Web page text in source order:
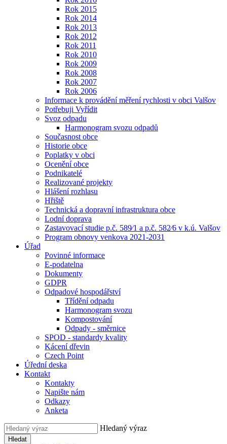
Rok 2015
Rok 2014
Rok 2013
Rok 2012
Rok 2011
Rok 2010
Rok 2009
Rok 2008
Rok 2007
Rok 2006
Informace k provádění měření rychlosti v obci Valšov
Potřebuji Vyřídit
Svoz odpadu
Harmonogram svozu odpadů
Současnost obce
Historie obce
Poplatky v obci
Ocenění obce
Podnikatelé
Realizované projekty
Hlášení rozhlasu
Hřiště
Technická a dopravní infrastruktura obce
Lodní doprava
Zastavovací studie p.č. 589⁄1 a p.č. 582⁄6 v k.ú. Valšov
Program obnovy venkova 2021-2031
Úřad
Povinné informace
E-podatelna
Dokumenty
GDPR
Odpadové hospodářství
Třídění odpadu
Harmonogram svozu
Kompostování
Odpady - směrnice
SPOD - standardy kvality
Kácení dřevin
Czech Point
Úřední deska
Kontakt
Kontakty
Napište nám
Odkazy
Anketa
Hledaný výraz
Hledat